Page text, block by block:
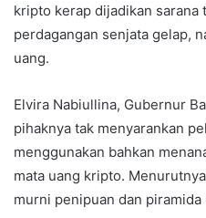
kripto kerap dijadikan
perdagangan senjata gelap,
uang.
Elvira Nabiullina, Gubernur
pihaknya tak menyarankan
menggunakan bahkan
mata uang kripto.
murni penipuan dan piramida